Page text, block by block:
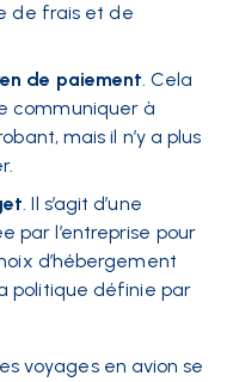
de frais et de
de paiement. Cela
communiquer à
mais il n’y a plus
. Il s’agit d’une
par l’entreprise pour
d’hébergement
politique définie par
voyages en avion se